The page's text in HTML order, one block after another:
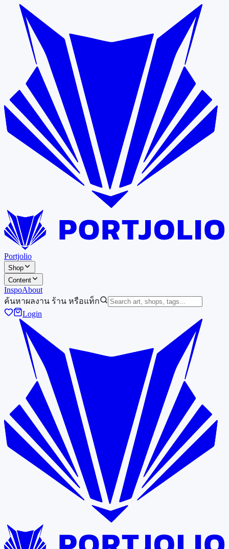
Portjolio
Shop
Content
InspoAbout
ค้นหาผลงาน ร้าน หรือแท็ก
Login